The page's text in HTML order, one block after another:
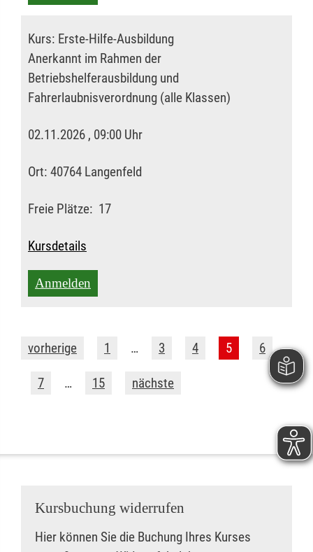
Kurs: Erste-Hilfe-Ausbildung
Anerkannt im Rahmen der
Betriebshelferausbildung und
Fahrerlaubnisverordnung (alle Klassen)
02.11.2026 , 09:00 Uhr
Ort: 40764 Langenfeld
Freie Plätze: 17
Kursdetails
Anmelden
vorherige 1 … 3 4 5 6
7 … 15 nächste
Kursbuchung widerrufen
Hier können Sie die Buchung Ihres Kurses